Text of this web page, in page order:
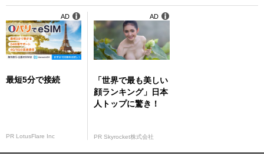
最短5分で接続
PR LotusFlare Inc
AD
「世界で最も美しい
顔ランキング」日本
人トップに驚き！
PR Skyrocket株式会社
AD